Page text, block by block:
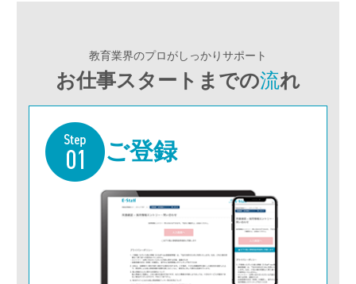
教育業界のプロがしっかりサポート
お仕事スタートまでの流れ
ご登録